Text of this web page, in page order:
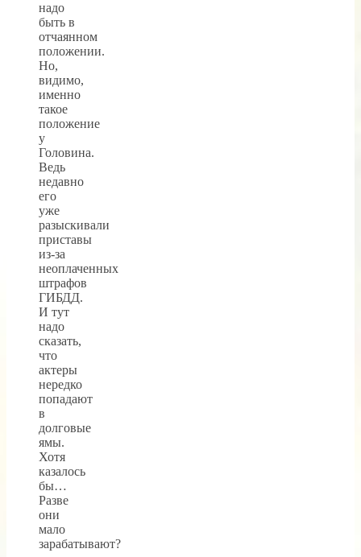
надо
быть в
отчаянном
положении.
Но,
видимо,
именно
такое
положение
у
Головина.
Ведь
недавно
его
уже
разыскивали
приставы
из-за
неоплаченных
штрафов
ГИБДД.
И тут
надо
сказать,
что
актеры
нередко
попадают
в
долговые
ямы.
Хотя
казалось
бы…
Разве
они
мало
зарабатывают?